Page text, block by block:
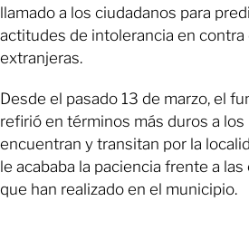
llamado a los ciudadanos para
actitudes de intolerancia en contra
extranjeras.
Desde el pasado 13 de marzo, el
refirió en términos más duros a
encuentran y transitan por la
le acababa la paciencia frente a
que han realizado en el municipio.